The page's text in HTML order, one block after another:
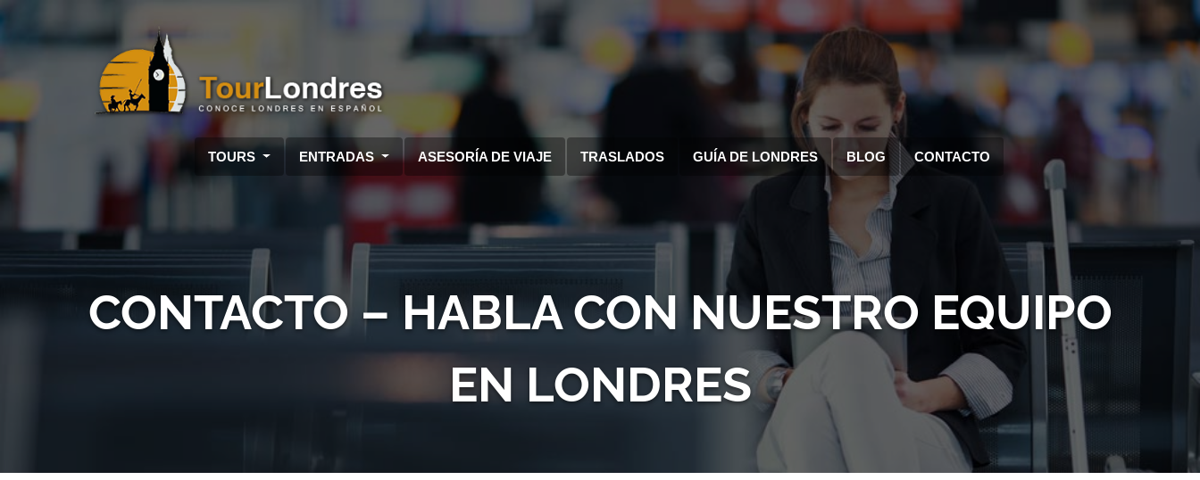
Skip to main content
TOURS ENTRADAS ASESORÍA DE VIAJE TRASLADOS GUÍA DE LONDRES BLOG CONTACTO
CONTACTO – HABLA CON NUESTRO EQUIPO
EN LONDRES